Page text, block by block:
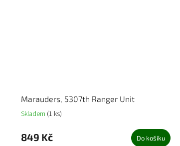
Marauders, 5307th Ranger Unit
Skladem (1 ks)
849 Kč Do košíku